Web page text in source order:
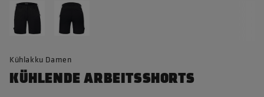
Kühlakku Damen
KÜHLENDE ARBEITSSHORTS